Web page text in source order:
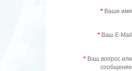
Ваше имя
Ваш E-Mail
Ваш вопрос или
сообщение